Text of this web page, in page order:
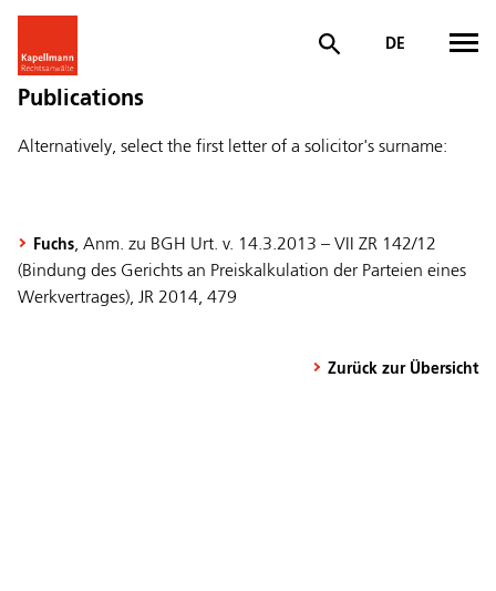
DE
Publications
Alternatively, select the first letter of a solicitor's surname:
Fuchs, Anm. zu BGH Urt. v. 14.3.2013 – VII ZR 142/12
(Bindung des Gerichts an Preiskalkulation der Parteien eines
Werkvertrages), JR 2014, 479
Zurück zur Übersicht